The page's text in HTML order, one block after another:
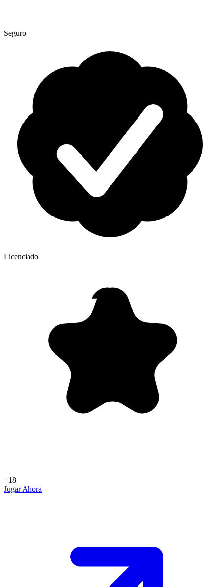
Seguro
Licenciado
+18
Jugar Ahora